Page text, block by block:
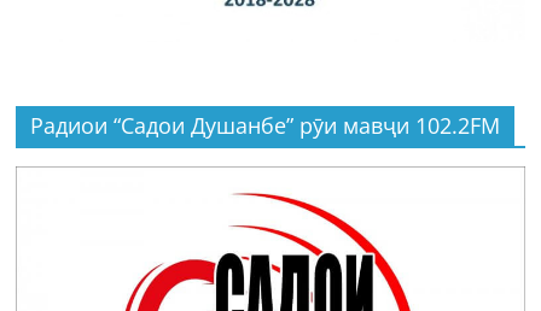
Радиои “Садои Душанбе” рӯи мавҷи 102.2FM